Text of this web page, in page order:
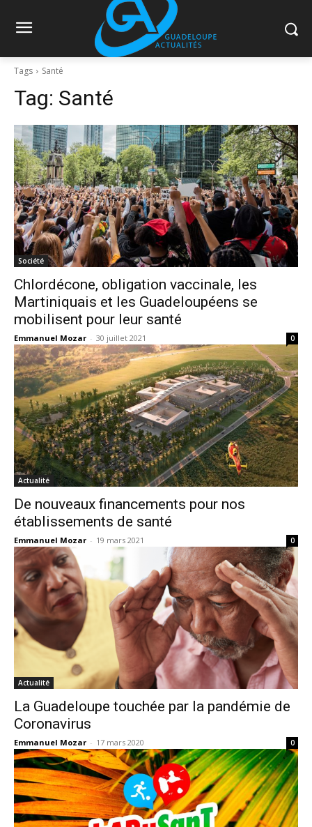
Tags Santé
Tag: Santé
Société
Chlordécone, obligation vaccinale, les
Martiniquais et les Guadeloupéens se
mobilisent pour leur santé
Emmanuel Mozar - 30 juillet 2021 0
Actualité
De nouveaux financements pour nos
établissements de santé
Emmanuel Mozar - 19 mars 2021 0
Actualité
La Guadeloupe touchée par la pandémie de
Coronavirus
Emmanuel Mozar - 17 mars 2020 0